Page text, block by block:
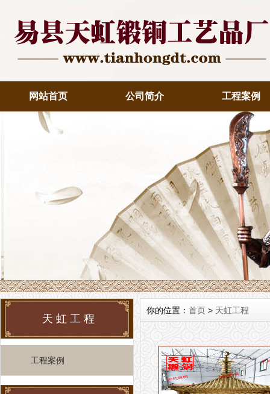
网站首页 公司简介 工程案例
天虹工程
工程案例
你的位置： 首页 > 天虹工程